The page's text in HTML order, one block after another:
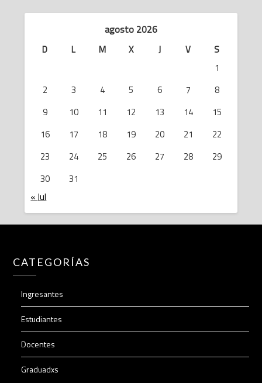
agosto 2026
D L M X J V
S
1
2
3 4 5 6 7
8
9
10 11 12 13 14
15
16
17 18 19 20 21
22
23
24 25 26 27 28
29
30
31
« Jul
CATEGORÍAS
Ingresantes
Estudiantes
Docentes
Graduadxs